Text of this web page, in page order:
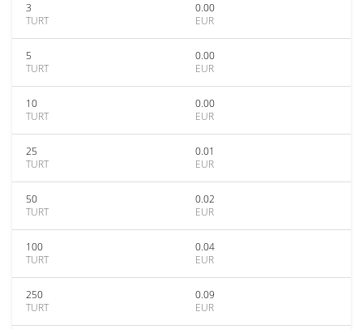
3
TURT
0.00
EUR
5
TURT
0.00
EUR
10
TURT
0.00
EUR
25
TURT
0.01
EUR
50
TURT
0.02
EUR
100
TURT
0.04
EUR
250
TURT
0.09
EUR